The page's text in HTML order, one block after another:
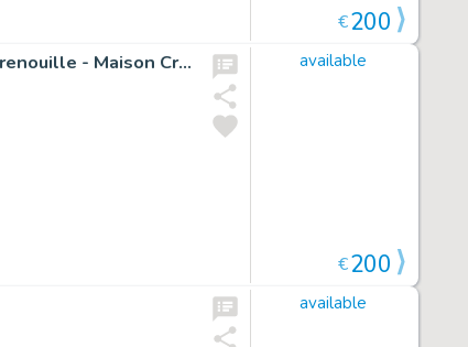
€200
Illustration originale pour le petit guide des symboles : la Grenouille - Maison Croa Croa available
€200
available